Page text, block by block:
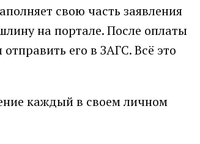
свою часть заявления
на портале. После оплаты
его в ЗАГС. Всё это
каждый в своем личном